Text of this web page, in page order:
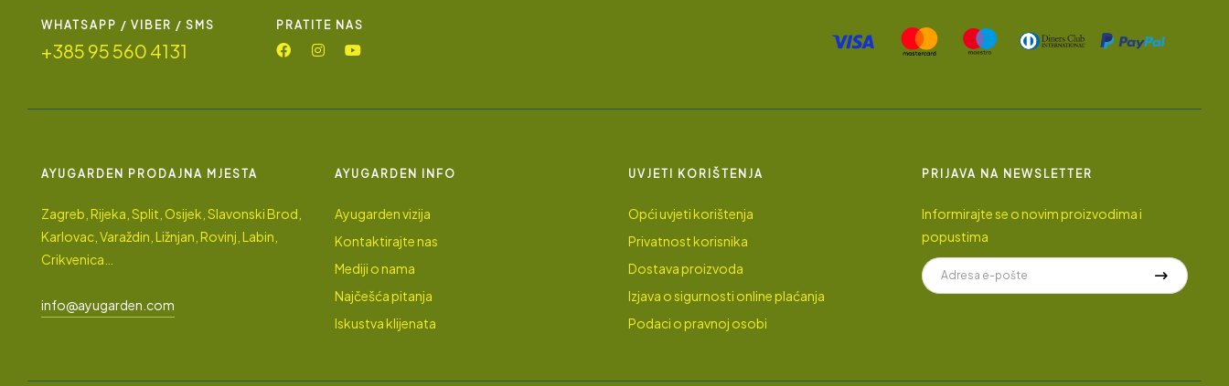
WHATSAPP / VIBER / SMS
+385 95 560 4131
PRATITE NAS
AYUGARDEN PRODAJNA MJESTA
Zagreb, Rijeka, Split, Osijek, Slavonski Brod,
Karlovac, Varaždin, Ližnjan, Rovinj, Labin,
Crikvenica…
info@ayugarden.com
AYUGARDEN INFO
Ayugarden vizija
Kontaktirajte nas
Mediji o nama
Najčešća pitanja
Iskustva klijenata
UVJETI KORIŠTENJA
Opći uvjeti korištenja
Privatnost korisnika
Dostava proizvoda
Izjava o sigurnosti online plaćanja
Podaci o pravnoj osobi
PRIJAVA NA NEWSLETTER
Informirajte se o novim proizvodima i
popustima